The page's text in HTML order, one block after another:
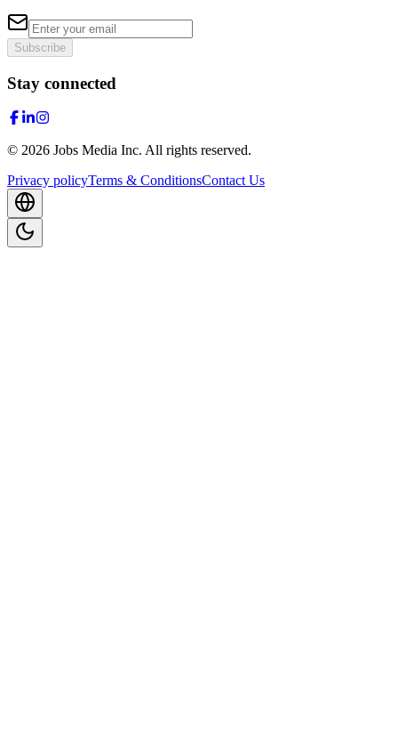
Subscribe
Stay connected
© 2026 Jobs Media Inc. All rights reserved.
Privacy policyTerms & ConditionsContact Us